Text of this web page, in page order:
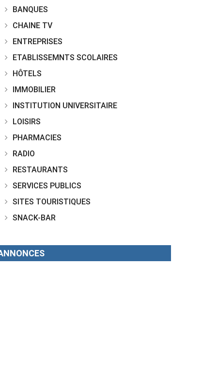
BANQUES
CHAINE TV
ENTREPRISES
ETABLISSEMNTS SCOLAIRES
HÔTELS
IMMOBILIER
INSTITUTION UNIVERSITAIRE
LOISIRS
PHARMACIES
RADIO
RESTAURANTS
SERVICES PUBLICS
SITES TOURISTIQUES
SNACK-BAR